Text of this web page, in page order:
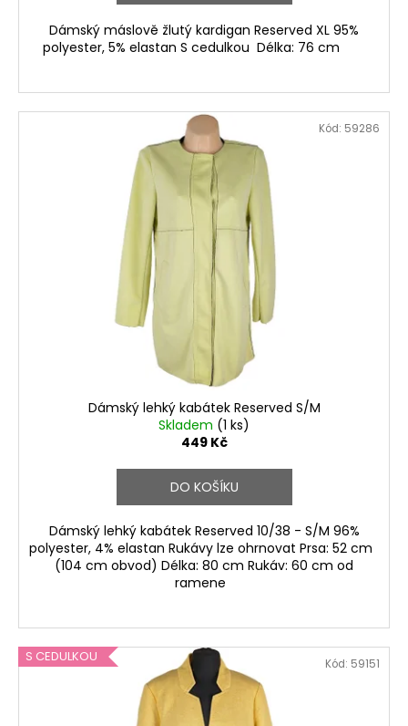
Dámský máslově žlutý kardigan Reserved XL 95%
polyester, 5% elastan S cedulkou Délka: 76 cm
Dámský lehký kabátek Reserved S/M
Skladem (1 ks)
449 Kč
DO KOŠÍKU
Dámský lehký kabátek Reserved 10/38 - S/M 96%
polyester, 4% elastan Rukávy lze ohrnovat Prsa: 52 cm
(104 cm obvod) Délka: 80 cm Rukáv: 60 cm od
ramene
Kód: 59286
S CEDULKOU Kód: 59151